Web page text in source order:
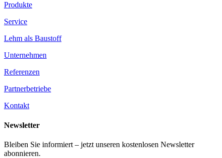
Produkte
Service
Lehm als Baustoff
Unternehmen
Referenzen
Partnerbetriebe
Kontakt
Newsletter
Bleiben Sie informiert – jetzt unseren kostenlosen Newsletter
abonnieren.